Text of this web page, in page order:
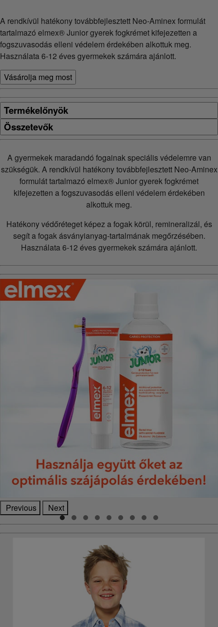
A rendkívül hatékony továbbfejlesztett Neo-Aminex formulát
tartalmazó elmex® Junior gyerek fogkrémet kifejezetten a
fogszuvasodás elleni védelem érdekében alkottuk meg.
Használata 6-12 éves gyermekek számára ajánlott.
Vásárolja meg most
Termékelőnyök
Összetevők
A gyermekek maradandó fogainak speciális védelemre van
szükségük. A rendkívül hatékony továbbfejlesztett Neo-Aminex
formulát tartalmazó elmex® Junior gyerek fogkrémet
kifejezetten a fogszuvasodás elleni védelem érdekében
alkottuk meg.
Hatékony védőréteget képez a fogak körül, remineralizál, és
segít a fogak ásványianyag-tartalmának megőrzésében.
Használata 6-12 éves gyermekek számára ajánlott.
Previous Next